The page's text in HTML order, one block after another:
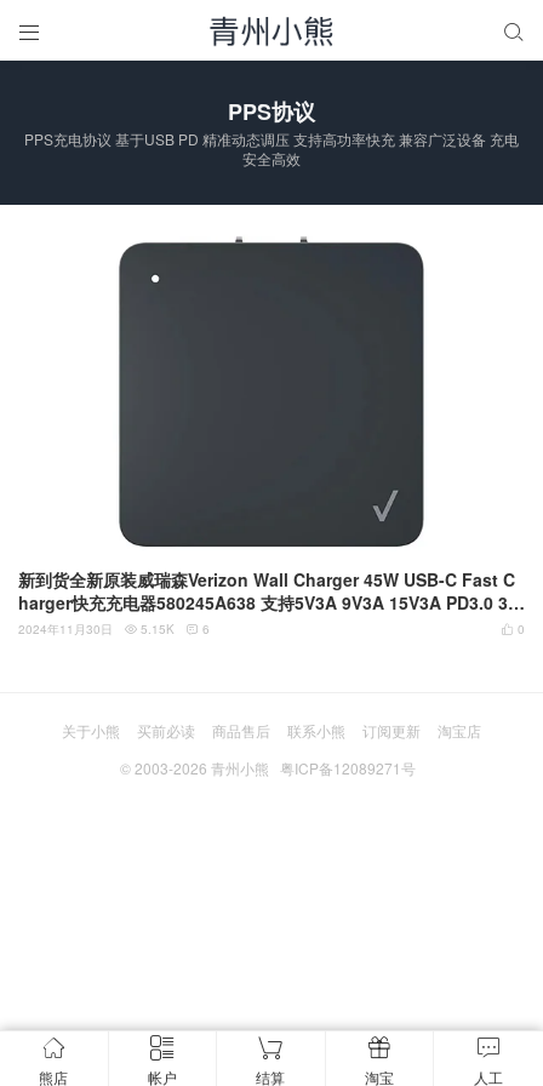
 
PPS协议
PPS充电协议 基于USB PD 精准动态调压 支持高功率快充 兼容广泛设备 充电
安全高效
新到货全新原装威瑞森Verizon Wall Charger 45W USB-C Fast C
harger快充充电器580245A638 支持5V3A 9V3A 15V3A PD3.0 3.3
V–16V3A PPS QC4充电协议 USB-IF认证 白色指示灯 折叠二插脚
 0
2024年11月30日  5.15K  6
熊店 帐户 结算 淘宝 人工
关于小熊 买前必读 商品售后 联系小熊 订阅更新
淘宝店
© 2003-2026 青州小熊 粤ICP备12089271号